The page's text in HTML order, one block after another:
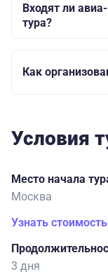
Входят ли
тура?
Как
Условия
Место начала
Москва
Узнать
3 дня